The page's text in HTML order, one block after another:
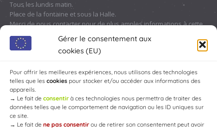
Gérer le consentement aux
cookies (EU)
Pour offrir les meilleures expériences, nous utilisons des technologies
telles que les cookies pour stocker et/ou accéder aux informations des
appareils.
→ Le fait de consentir à ces technologies nous permettra de traiter des
données telles que le comportement de navigation ou les ID uniques sur
ce site.
→ Le fait de ne pas consentir ou de retirer son consentement peut avoir
Tous les lundis matin.
Place de la fontaine et sous la Halle.
Merci de nous contacter pour de plus amples informations à cette